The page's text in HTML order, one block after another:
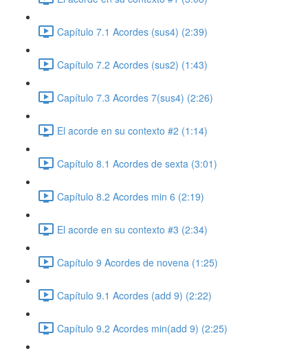
Capítulo 7.1 Acordes (sus4) (2:39)
Capítulo 7.2 Acordes (sus2) (1:43)
Capítulo 7.3 Acordes 7(sus4) (2:26)
El acorde en su contexto #2 (1:14)
Capítulo 8.1 Acordes de sexta (3:01)
Capítulo 8.2 Acordes min 6 (2:19)
El acorde en su contexto #3 (2:34)
Capítulo 9 Acordes de novena (1:25)
Capítulo 9.1 Acordes (add 9) (2:22)
Capítulo 9.2 Acordes min(add 9) (2:25)